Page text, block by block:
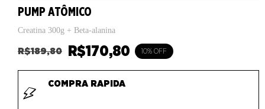
PUMP ATÔMICO
Creatina 300g + Beta-alanina
R$189,80 R$170,80 10% OFF
COMPRA RAPIDA